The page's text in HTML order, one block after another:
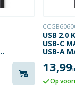
USB 2.0
USB-C
USB-A
METER
13,99
Op